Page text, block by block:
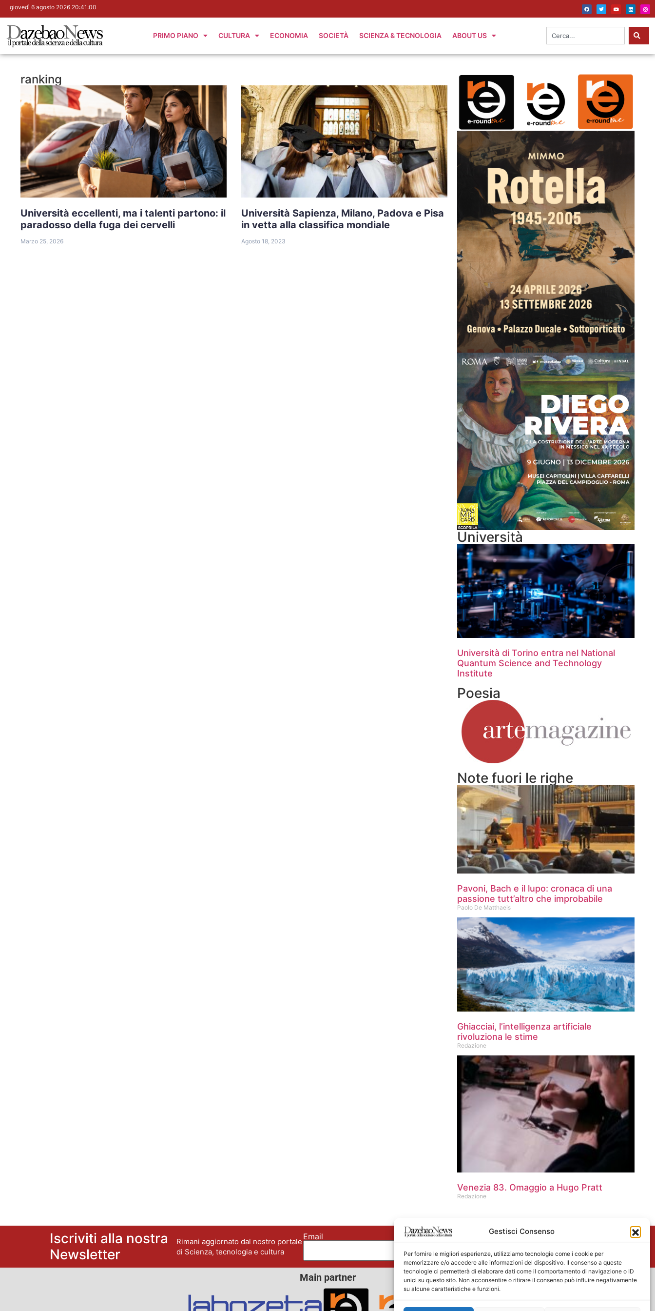
Gestisci Consenso
Per fornire le migliori esperienze, utilizziamo tecnologie come i cookie per
memorizzare e/o accedere alle informazioni del dispositivo. Il consenso a queste
tecnologie ci permetterà di elaborare dati come il comportamento di navigazione o ID
unici su questo sito. Non acconsentire o ritirare il consenso può influire negativamente
su alcune caratteristiche e funzioni.
giovedì 6 agosto 2026 20:41:01
PRIMO PIANO CULTURA ECONOMIA SOCIETÀ SCIENZA & TECNOLOGIA ABOUT US
ranking
Università eccellenti, ma i talenti partono: il
paradosso della fuga dei cervelli
Marzo 25, 2026
Università Sapienza, Milano, Padova e Pisa
in vetta alla classifica mondiale
Agosto 18, 2023
Università
Università di Torino entra nel National
Quantum Science and Technology
Institute
Poesia
Note fuori le righe
Pavoni, Bach e il lupo: cronaca di una
passione tutt’altro che improbabile
Paolo De Matthaeis
Ghiacciai, l’intelligenza artificiale
rivoluziona le stime
Redazione
Venezia 83. Omaggio a Hugo Pratt
Redazione
Iscriviti alla nostra
Newsletter
Rimani aggiornato dal nostro portale
di Scienza, tecnologia e cultura
Email Nome
Main partner